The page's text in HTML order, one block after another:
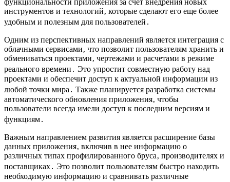
функциональности приложения за счет внедрения новых
инструментов и технологий‚ которые сделают его еще более
удобным и полезным для пользователей․
Одним из перспективных направлений является интеграция с
облачными сервисами‚ что позволит пользователям хранить и
обмениваться проектами‚ чертежами и расчетами в режиме
реального времени․ Это упростит совместную работу над
проектами и обеспечит доступ к актуальной информации из
любой точки мира․ Также планируется разработка системы
автоматического обновления приложения‚ чтобы
пользователи всегда имели доступ к последним версиям и
функциям․
Важным направлением развития является расширение базы
данных приложения‚ включив в нее информацию о
различных типах профилированного бруса‚ производителях и
поставщиках․ Это позволит пользователям быстро находить
необходимую информацию и сравнивать различные